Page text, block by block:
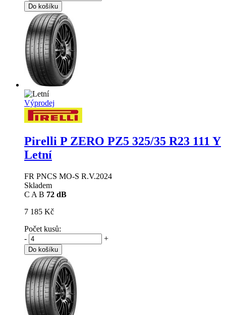
Do košíku
Výprodej
Pirelli P ZERO PZ5 325/35 R23 111 Y
Letní
FR PNCS MO-S R.V.2024
Skladem
C A B 72 dB
7 185 Kč
Počet kusů:
-
+
Do košíku